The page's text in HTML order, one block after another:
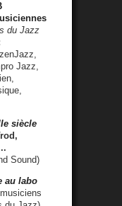
du Jazz
Jazz,
siècle
Sound)
au labo